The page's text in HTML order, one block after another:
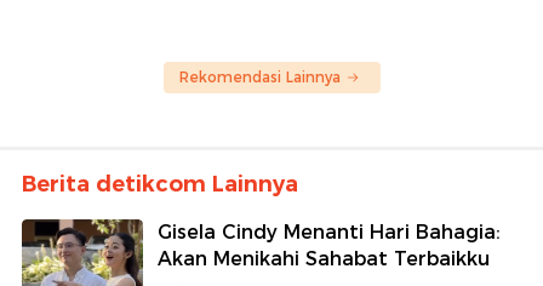
Rekomendasi Lainnya
Berita detikcom Lainnya
Gisela Cindy Menanti Hari Bahagia:
Akan Menikahi Sahabat Terbaikku